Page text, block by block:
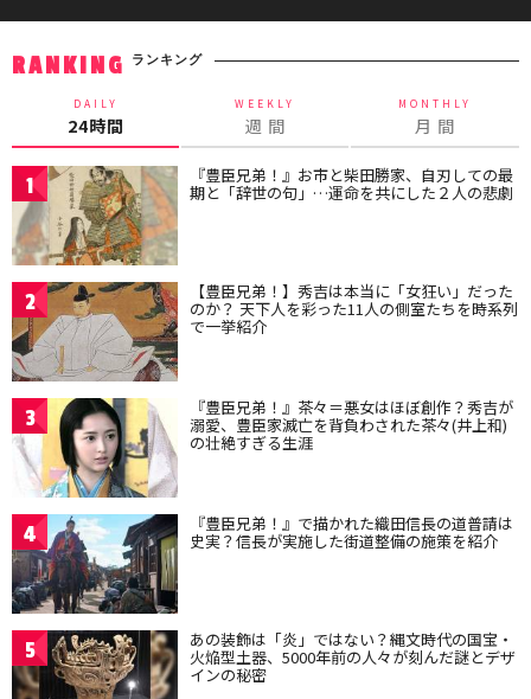
RANKING ランキング
DAILY
24時間
WEEKLY
週 間
MONTHLY
月 間
1 『豊臣兄弟！』お市と柴田勝家、自刃しての最
期と「辞世の句」…運命を共にした２人の悲劇
2 【豊臣兄弟！】秀吉は本当に「女狂い」だった
のか？ 天下人を彩った11人の側室たちを時系列
で一挙紹介
3 『豊臣兄弟！』茶々＝悪女はほぼ創作？秀吉が
溺愛、豊臣家滅亡を背負わされた茶々(井上和)
の壮絶すぎる生涯
4 『豊臣兄弟！』で描かれた織田信長の道普請は
史実？信長が実施した街道整備の施策を紹介
5 あの装飾は「炎」ではない？縄文時代の国宝・
火焔型土器、5000年前の人々が刻んだ謎とデザ
インの秘密